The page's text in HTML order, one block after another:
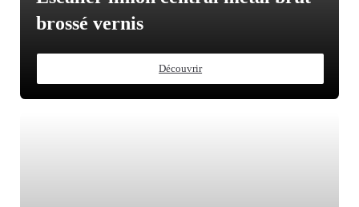
brossé vernis
Découvrir